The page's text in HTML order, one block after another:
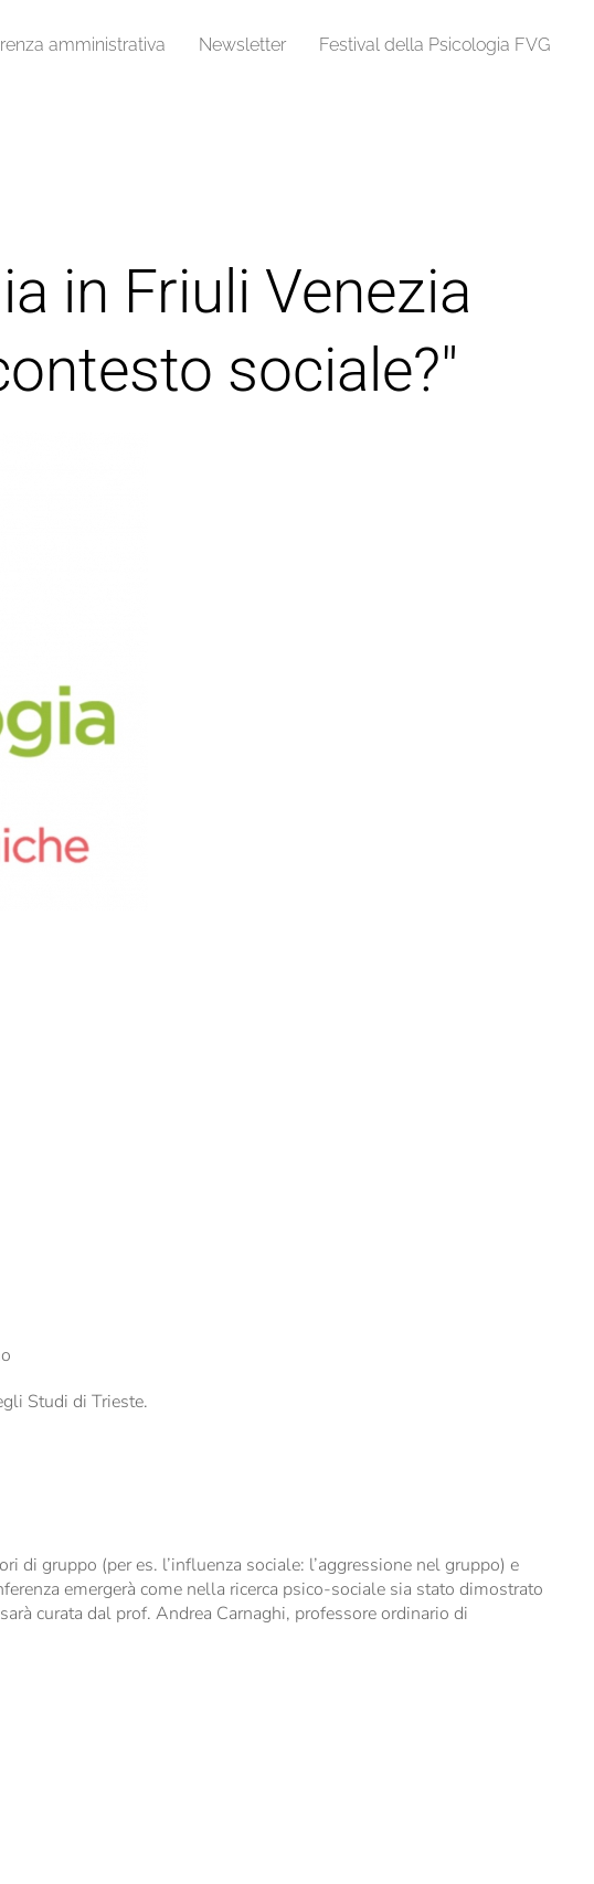
amministrativa Newsletter Festival della Psicologia FVG
in Friuli Venezia
sociale?"
Studi di Trieste.
di gruppo (per es. l’influenza sociale: l’aggressione nel gruppo) e
emergerà come nella ricerca psico-sociale sia stato dimostrato
curata dal prof. Andrea Carnaghi, professore ordinario di